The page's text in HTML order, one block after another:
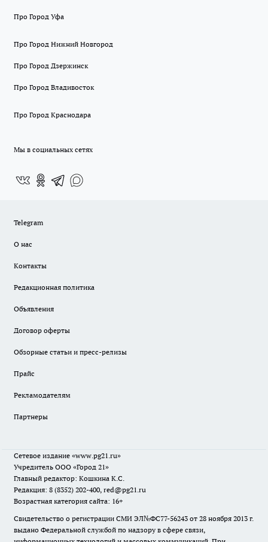
Про Город Уфа
Про Город Нижний Новгород
Про Город Дзержинск
Про Город Владивосток
Про Город Краснодара
Мы в социальных сетях
Telegram
О нас
Контакты
Редакционная политика
Объявления
Договор оферты
Обзорные статьи и пресс-релизы
Прайс
Рекламодателям
Партнеры
Сетевое издание «www.pg21.ru»
Учредитель ООО «Город 21»
Главный редактор: Кошкина К.С.
Редакция: 8 (8352) 202-400, red@pg21.ru
Возрастная категория сайта: 16+
Свидетельство о регистрации СМИ ЭЛ№ФС77-56243 от 28 ноября 2013 г.
выдано Федеральной службой по надзору в сфере связи,